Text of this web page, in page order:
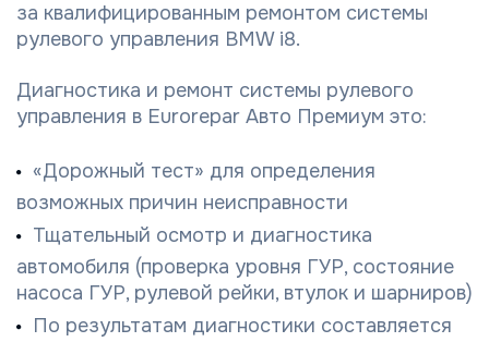
за квалифицированным ремонтом системы
рулевого управления BMW i8.
Диагностика и ремонт системы рулевого
управления в Eurorepar Авто Премиум это:
«Дорожный тест» для определения
возможных причин неисправности
Тщательный осмотр и диагностика
автомобиля (проверка уровня ГУР, состояние
насоса ГУР, рулевой рейки, втулок и шарниров)
По результатам диагностики составляется